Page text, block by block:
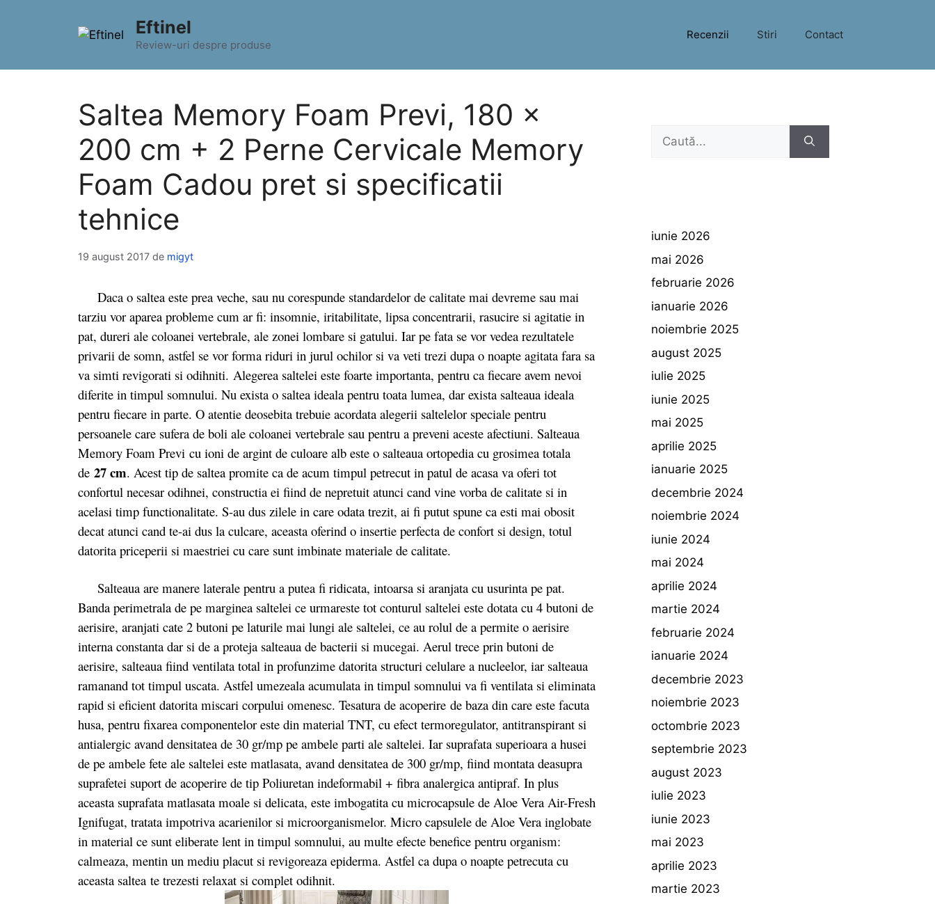
Eftinel
Review-uri despre produse
Recenzii Stiri Contact
Saltea Memory Foam Previ, 180 x
200 cm + 2 Perne Cervicale Memory
Foam Cadou pret si specificatii
tehnice
19 august 2017 de migyt
Daca o saltea este prea veche, sau nu corespunde standardelor de calitate mai devreme sau mai
tarziu vor aparea probleme cum ar fi: insomnie, iritabilitate, lipsa concentrarii, rasucire si agitatie in
pat, dureri ale coloanei vertebrale, ale zonei lombare si gatului. Iar pe fata se vor vedea rezultatele
privarii de somn, astfel se vor forma riduri in jurul ochilor si va veti trezi dupa o noapte agitata fara sa
va simti revigorati si odihniti. Alegerea saltelei este foarte importanta, pentru ca fiecare avem nevoi
diferite in timpul somnului. Nu exista o saltea ideala pentru toata lumea, dar exista salteaua ideala
pentru fiecare in parte. O atentie deosebita trebuie acordata alegerii saltelelor speciale pentru
persoanele care sufera de boli ale coloanei vertebrale sau pentru a preveni aceste afectiuni. Salteaua
Memory Foam Previ cu ioni de argint de culoare alb este o salteaua ortopedia cu grosimea totala
de 27 cm. Acest tip de saltea promite ca de acum timpul petrecut in patul de acasa va oferi tot
confortul necesar odihnei, constructia ei fiind de nepretuit atunci cand vine vorba de calitate si in
acelasi timp functionalitate. S-au dus zilele in care odata trezit, ai fi putut spune ca esti mai obosit
decat atunci cand te-ai dus la culcare, aceasta oferind o insertie perfecta de confort si design, totul
datorita priceperii si maestriei cu care sunt imbinate materiale de calitate.
Salteaua are manere laterale pentru a putea fi ridicata, intoarsa si aranjata cu usurinta pe pat.
Banda perimetrala de pe marginea saltelei ce urmareste tot conturul saltelei este dotata cu 4 butoni de
aerisire, aranjati cate 2 butoni pe laturile mai lungi ale saltelei, ce au rolul de a permite o aerisire
interna constanta dar si de a proteja salteaua de bacterii si mucegai. Aerul trece prin butoni de
aerisire, salteaua fiind ventilata total in profunzime datorita structuri celulare a nucleelor, iar salteaua
ramanand tot timpul uscata. Astfel umezeala acumulata in timpul somnului va fi ventilata si eliminata
rapid si eficient datorita miscari corpului omenesc. Tesatura de acoperire de baza din care este facuta
husa, pentru fixarea componentelor este din material TNT, cu efect termoregulator, antitranspirant si
antialergic avand densitatea de 30 gr/mp pe ambele parti ale saltelei. Iar suprafata superioara a husei
de pe ambele fete ale saltelei este matlasata, avand densitatea de 300 gr/mp, fiind montata deasupra
suprafetei suport de acoperire de tip Poliuretan indeformabil + fibra analergica antipraf. In plus
aceasta suprafata matlasata moale si delicata, este imbogatita cu microcapsule de Aloe Vera Air-Fresh
Ignifugat, tratata impotriva acarienilor si microorganismelor. Micro capsulele de Aloe Vera inglobate
in material ce sunt eliberate lent in timpul somnului, au multe efecte benefice pentru organism:
calmeaza, mentin un mediu placut si revigoreaza epiderma. Astfel ca dupa o noapte petrecuta cu
aceasta saltea te trezesti relaxat si complet odihnit.
Caută
iunie 2026
mai 2026
februarie 2026
ianuarie 2026
noiembrie 2025
august 2025
iulie 2025
iunie 2025
mai 2025
aprilie 2025
ianuarie 2025
decembrie 2024
noiembrie 2024
iunie 2024
mai 2024
aprilie 2024
martie 2024
februarie 2024
ianuarie 2024
decembrie 2023
noiembrie 2023
octombrie 2023
septembrie 2023
august 2023
iulie 2023
iunie 2023
mai 2023
aprilie 2023
martie 2023